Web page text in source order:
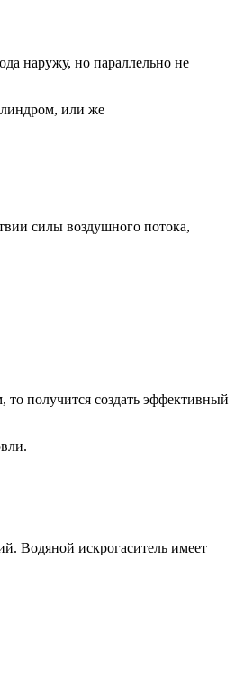
наружу, но параллельно не
или же
силы воздушного потока,
получится создать эффективный
Водяной искрогаситель имеет